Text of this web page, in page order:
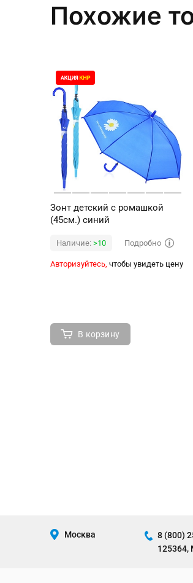
Похожие
Зонт детский с ромашкой
(45см.) синий
Наличие: >10 Подробно
Авторизуйтесь, чтобы увидеть цену
В корзину
Москва
8 (800)
125364,